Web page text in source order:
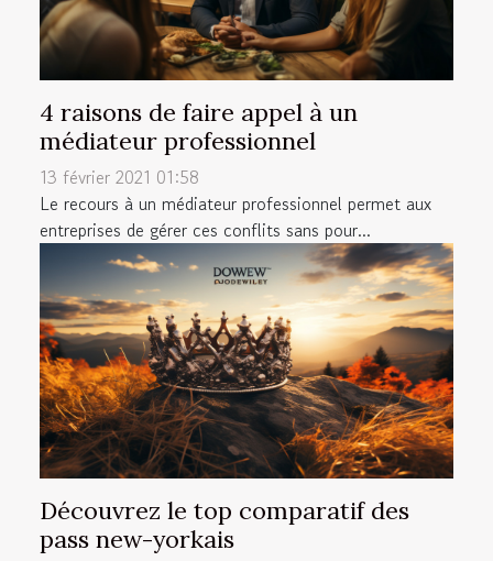
4 raisons de faire appel à un
médiateur professionnel
13 février 2021 01:58
Le recours à un médiateur professionnel permet aux
entreprises de gérer ces conflits sans pour...
Découvrez le top comparatif des
pass new-yorkais